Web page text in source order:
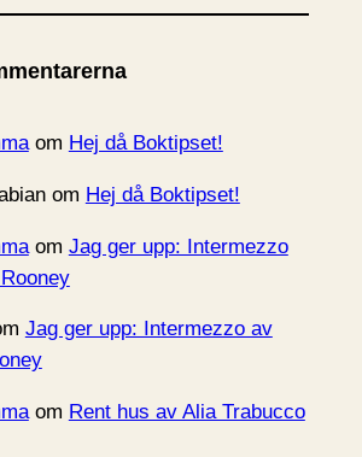
om Hej då Boktipset!
om Hej då Boktipset!
om Jag ger upp: Intermezzo
Jag ger upp: Intermezzo av
om Rent hus av Alia Trabucco